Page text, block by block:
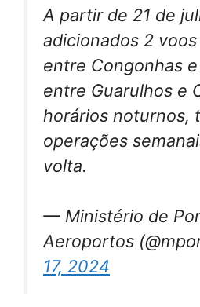
A partir de 21 de
adicionados 2
entre Congonhas
entre Guarulhos e
horários noturnos,
operações
volta.
— Ministério de
Aeroportos
17, 2024